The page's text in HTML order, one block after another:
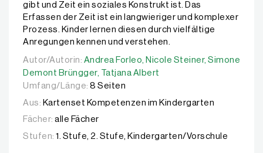
gibt und Zeit ein soziales Konstrukt ist. Das
Erfassen der Zeit ist ein langwieriger und komplexer
Prozess. Kinder lernen diesen durch vielfältige
Anregungen kennen und verstehen.
Autor/Autorin: Andrea Forleo, Nicole Steiner, Simone
Autor/Autorin: Andrea Forleo, Nicole Steiner, Simone
Demont Brüngger,
Tatjana Albert
Umfang/Länge: 8 Seiten
Aus: Kartenset Kompetenzen im Kindergarten
Fächer: alle Fächer
Stufen: 1. Stufe, 2. Stufe, Kindergarten/Vorschule